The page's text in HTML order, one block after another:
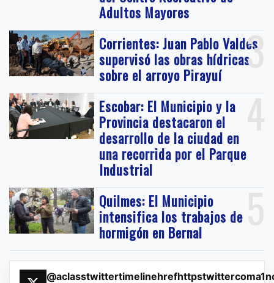
Adultos Mayores
3
Corrientes: Juan Pablo Valdés
supervisó las obras hídricas
sobre el arroyo Pirayuí
4
Escobar: El Municipio y la
Provincia destacaron el
desarrollo de la ciudad en
una recorrida por el Parque
Industrial
5
Quilmes: El Municipio
intensifica los trabajos de
hormigón en Bernal